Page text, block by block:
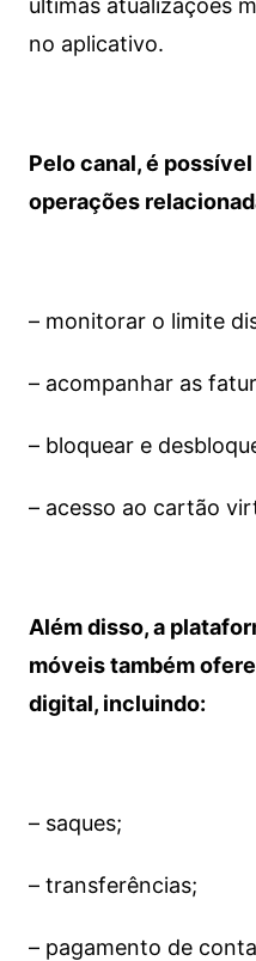
últimas atualizações
no aplicativo.
Pelo canal, é
operações
– monitorar o limite
– acompanhar as
– bloquear e
– acesso ao cartão
Além disso, a
móveis também
digital, incluindo:
– saques;
– transferências;
– pagamento de